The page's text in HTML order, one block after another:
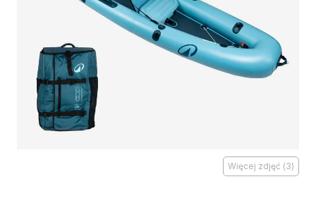
Więcej zdjęć (3)